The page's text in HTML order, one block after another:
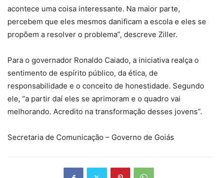
acontece uma coisa interessante. Na maior parte,
percebem que eles mesmos danificam a escola e eles se
propõem a resolver o problema”, descreve Ziller.
Para o governador Ronaldo Caiado, a iniciativa realça o
sentimento de espírito público, da ética, de
responsabilidade e o conceito de honestidade. Segundo
ele, “a partir daí eles se aprimoram e o quadro vai
melhorando. Acredito na transformação desses jovens”.
Secretaria de Comunicação – Governo de Goiás